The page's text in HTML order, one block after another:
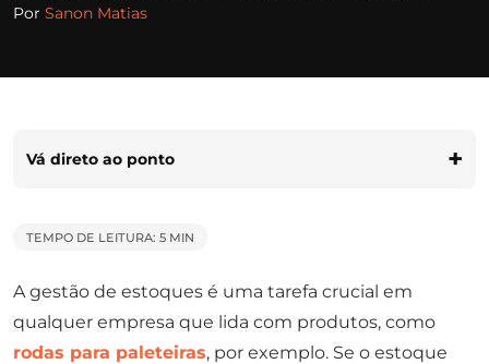
Por Sanon Matias
Vá direto ao ponto
TEMPO DE LEITURA: 5 MIN
A gestão de estoques é uma tarefa crucial em
qualquer empresa que lida com produtos, como
rodas para paleteiras, por exemplo. Se o estoque